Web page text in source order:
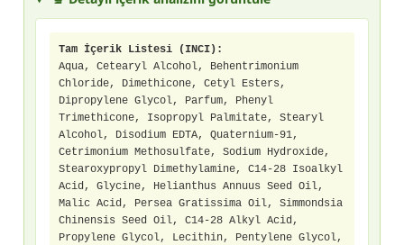
Tam İçerik Listesi (INCI):
Aqua, Cetearyl Alcohol, Behentrimonium
Chloride, Dimethicone, Cetyl Esters,
Dipropylene Glycol, Parfum, Phenyl
Trimethicone, Isopropyl Palmitate, Stearyl
Alcohol, Disodium EDTA, Quaternium-91,
Cetrimonium Methosulfate, Sodium Hydroxide,
Stearoxypropyl Dimethylamine, C14-28 Isoalkyl
Acid, Glycine, Helianthus Annuus Seed Oil,
Malic Acid, Persea Gratissima Oil, Simmondsia
Chinensis Seed Oil, C14-28 Alkyl Acid,
Propylene Glycol, Lecithin, Pentylene Glycol,